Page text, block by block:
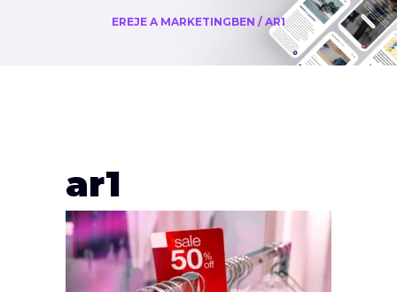
EREJE A MARKETINGBEN / AR1
ar1